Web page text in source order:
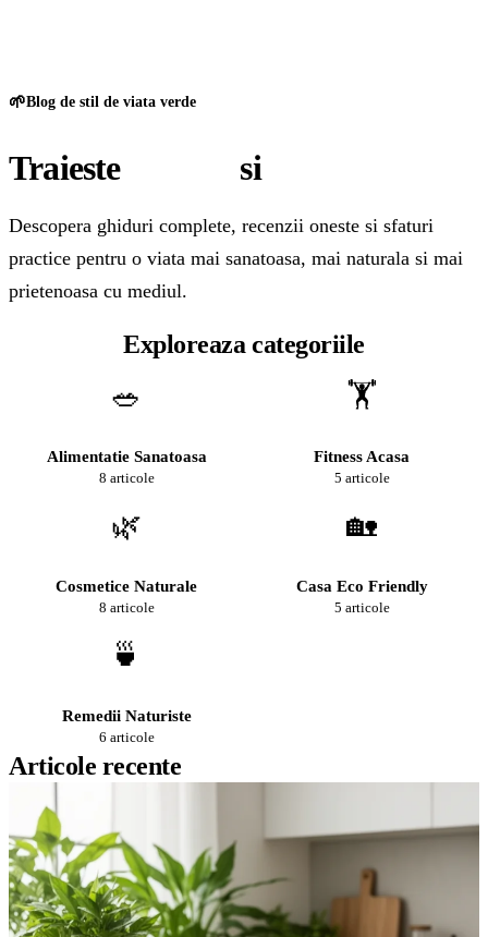
🌱Blog de stil de viata verde
Traieste si
Descopera ghiduri complete, recenzii oneste si sfaturi
practice pentru o viata mai sanatoasa, mai naturala si mai
prietenoasa cu mediul.
Exploreaza categoriile
🥗
Alimentatie Sanatoasa
8 articole
🏋️
Fitness Acasa
5 articole
🌿
Cosmetice Naturale
8 articole
🏡
Casa Eco Friendly
5 articole
🍵
Remedii Naturiste
6 articole
Articole recente